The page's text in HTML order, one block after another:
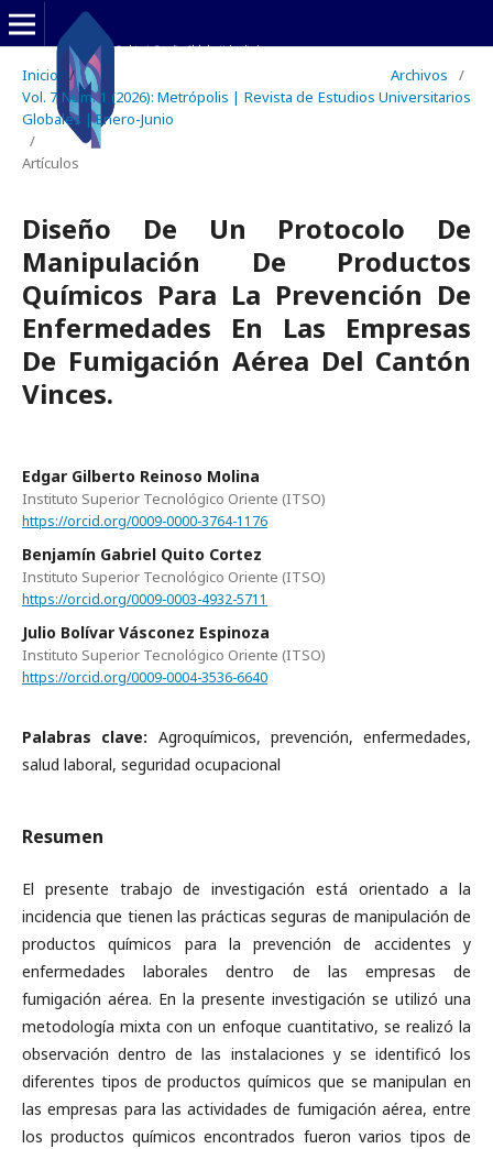
Inicio / Archivos
/
Vol. 7 Núm. 1 (2026): Metrópolis | Revista de Estudios Universitarios
Globales | Enero-Junio
/
Artículos
Diseño De Un Protocolo De
Manipulación De Productos
Químicos Para La Prevención De
Enfermedades En Las Empresas
De Fumigación Aérea Del Cantón
Vinces.
Edgar Gilberto Reinoso Molina
Instituto Superior Tecnológico Oriente (ITSO)
https://orcid.org/0009-0000-3764-1176
Benjamín Gabriel Quito Cortez
Instituto Superior Tecnológico Oriente (ITSO)
https://orcid.org/0009-0003-4932-5711
Julio Bolívar Vásconez Espinoza
Instituto Superior Tecnológico Oriente (ITSO)
https://orcid.org/0009-0004-3536-6640
Palabras clave: Agroquímicos, prevención, enfermedades,
salud laboral, seguridad ocupacional
Resumen
El presente trabajo de investigación está orientado a la
incidencia que tienen las prácticas seguras de manipulación de
productos químicos para la prevención de accidentes y
enfermedades laborales dentro de las empresas de
fumigación aérea. En la presente investigación se utilizó una
metodología mixta con un enfoque cuantitativo, se realizó la
observación dentro de las instalaciones y se identificó los
diferentes tipos de productos químicos que se manipulan en
las empresas para las actividades de fumigación aérea, entre
los productos químicos encontrados fueron varios tipos de